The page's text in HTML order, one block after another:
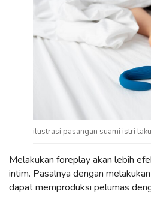
ilustrasi pasangan suami istri
Melakukan foreplay akan lebih
intim. Pasalnya dengan
dapat memproduksi pelumas